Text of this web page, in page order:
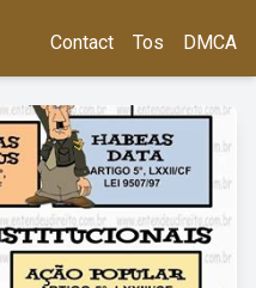
Contact Tos DMCA